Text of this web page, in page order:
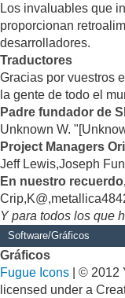
Los invaluables que
proporcionan
desarrolladores.
Traductores
Gracias por vuestros
la gente de todo el
Padre fundador de
Unknown W.
Project Managers
Jeff Lewis,Joseph
En nuestro
Y para todos los que
Software/Gráficos
Gráficos
Fugue Icons | © 2012
licensed under a